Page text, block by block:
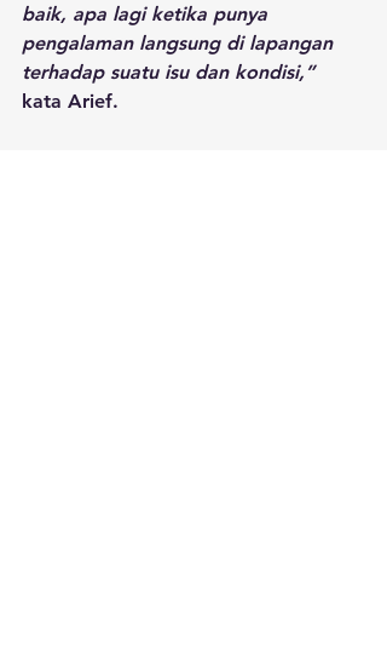
baik, apa lagi ketika punya
pengalaman langsung di lapangan
terhadap suatu isu dan kondisi,”
kata Arief.